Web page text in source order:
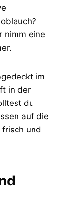
nimm eine
im
in der
du
auf die
und